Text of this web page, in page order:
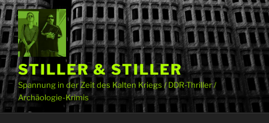
Zum
Inhalt
springen
STILLER & STILLER
Spannung in der Zeit des Kalten Kriegs / DDR-Thriller /
Archäologie-Krimis